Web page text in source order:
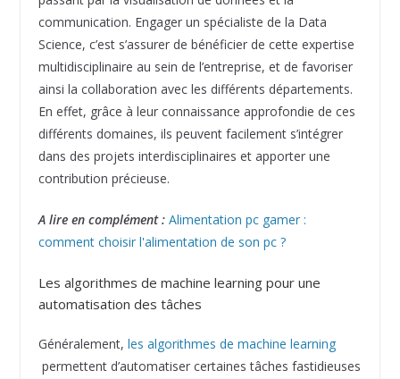
communication. Engager un spécialiste de la Data
Science, c’est s’assurer de bénéficier de cette expertise
multidisciplinaire au sein de l’entreprise, et de favoriser
ainsi la collaboration avec les différents départements.
En effet, grâce à leur connaissance approfondie de ces
différents domaines, ils peuvent facilement s’intégrer
dans des projets interdisciplinaires et apporter une
contribution précieuse.
A lire en complément : Alimentation pc gamer :
comment choisir l'alimentation de son pc ?
Les algorithmes de machine learning pour une
automatisation des tâches
Généralement, les algorithmes de machine learning
permettent d’automatiser certaines tâches fastidieuses